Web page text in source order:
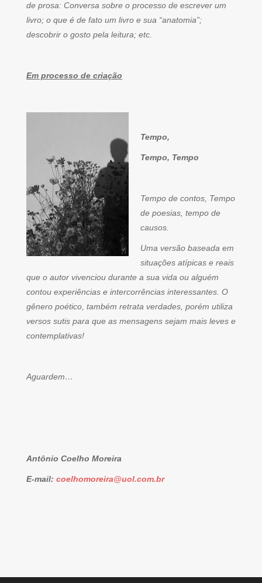
de prosa: Conversa sobre o processo de escrever um
livro; o que é de fato um livro e sua “anatomia”;
descobrir o gosto pela leitura; etc.
Em processo de criação
Tempo,
Tempo, Tempo
Tempo de contos, Tempo
de poesias, tempo de
causos.
Uma versão baseada em
situações atípicas e reais
que o autor vivenciou durante a sua vida ou alguém
contou experiências e intercorrências interessantes. O
gênero poético, também retrata verdades, porém utiliza
versos sutis para que as mensagens sejam mais leves e
contemplativas!
Aguardem…
Antônio Coelho Moreira
E-mail: coelhomoreira@uol.com.br